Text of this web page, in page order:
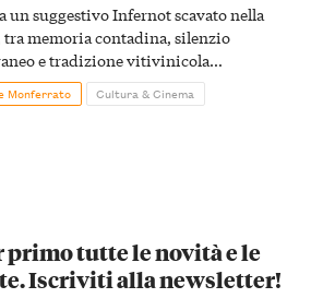
un suggestivo Infernot scavato nella
memoria contadina, silenzio
e tradizione vitivinicola
Monferrato Cultura & Cinema
primo tutte le novità e le
Iscriviti alla newsletter!